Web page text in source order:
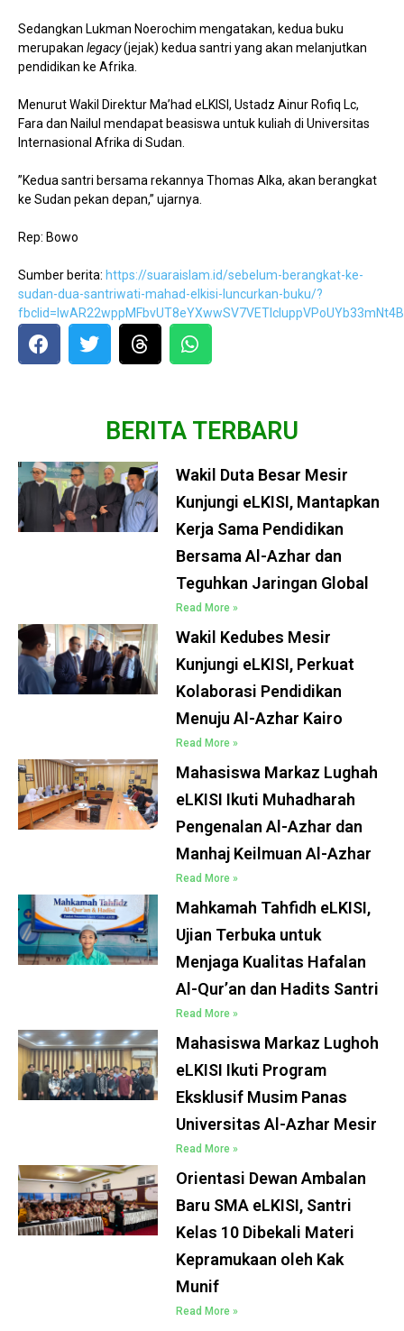
Sedangkan Lukman Noerochim mengatakan, kedua buku
merupakan legacy(jejak) kedua santri yang akan melanjutkan
pendidikan ke Afrika.
Menurut Wakil Direktur Ma’had eLKISI, Ustadz Ainur Rofiq Lc,
Fara dan Nailul mendapat beasiswa untuk kuliah di Universitas
Internasional Afrika di Sudan.
”Kedua santri bersama rekannya Thomas Alka, akan berangkat
ke Sudan pekan depan,” ujarnya.
Rep: Bowo
Sumber berita: https://suaraislam.id/sebelum-berangkat-ke-
sudan-dua-santriwati-mahad-elkisi-luncurkan-buku/?
BERITA TERBARU
Wakil Duta Besar Mesir
Kunjungi eLKISI, Mantapkan
Kerja Sama Pendidikan
Bersama Al-Azhar dan
Teguhkan Jaringan Global
Read More »
Wakil Kedubes Mesir
Kunjungi eLKISI, Perkuat
Kolaborasi Pendidikan
Menuju Al-Azhar Kairo
Read More »
Mahasiswa Markaz Lughah
eLKISI Ikuti Muhadharah
Pengenalan Al-Azhar dan
Manhaj Keilmuan Al-Azhar
Read More »
Mahkamah Tahfidh eLKISI,
Ujian Terbuka untuk
Menjaga Kualitas Hafalan
Al-Qur’an dan Hadits Santri
Read More »
Mahasiswa Markaz Lughoh
eLKISI Ikuti Program
Eksklusif Musim Panas
Universitas Al-Azhar Mesir
Read More »
Orientasi Dewan Ambalan
Baru SMA eLKISI, Santri
Kelas 10 Dibekali Materi
Kepramukaan oleh Kak
Munif
Read More »